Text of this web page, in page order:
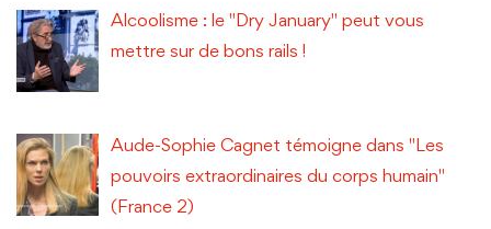
Alcoolisme : le "Dry January" peut vous
mettre sur de bons rails !
Aude-Sophie Cagnet témoigne dans "Les
pouvoirs extraordinaires du corps humain"
(France 2)